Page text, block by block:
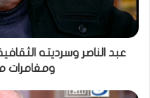
عبد الناصر وسرديته
ومغامرات